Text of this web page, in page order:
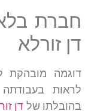
חברת
דן זורלא
דוגמה מובהקת
לראות
בהובלתו של דן